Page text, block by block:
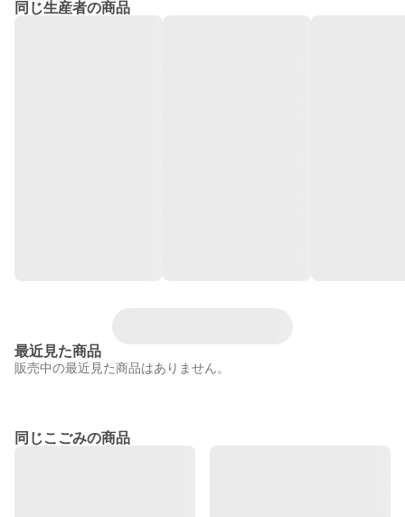
同じ生産者の商品
最近見た商品
販売中の最近見た商品はありません。
同じこごみの商品